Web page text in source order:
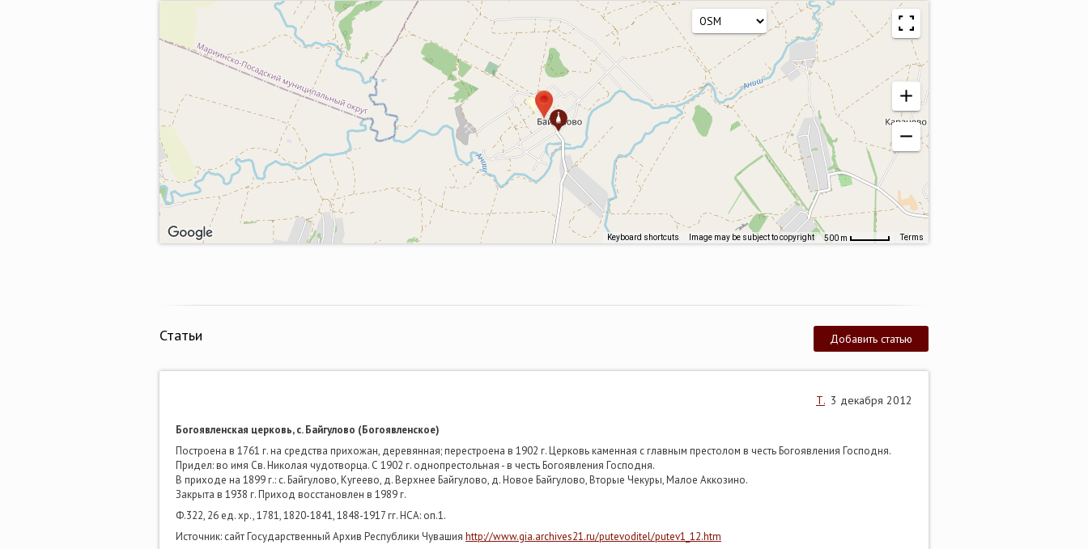
Keyboard shortcuts Image may be subject to copyright 500 m Terms
Добавить статью
Статьи
Т. 3 декабря 2012
Богоявленская церковь, с. Байгулово (Богоявленское)
Построена в 1761 г. на средства прихожан, деревянная; перестроена в 1902 г. Церковь каменная с главным престолом в честь Богоявления Господня.
Придел: во имя Св. Николая чудотворца. С 1902 г. однопрестольная - в честь Богоявления Господня.
В приходе на 1899 г.: с. Байгулово, Кугеево, д. Верхнее Байгулово, д. Новое Байгулово, Вторые Чекуры, Малое Аккозино.
Закрыта в 1938 г. Приход восстановлен в 1989 г.
Ф.322, 26 ед. хр., 1781, 1820-1841, 1848-1917 гг. НСА: оп.1.
Источник: сайт Государственный Архив Республики Чувашия http://www.gia.archives21.ru/putevoditel/putev1_12.htm